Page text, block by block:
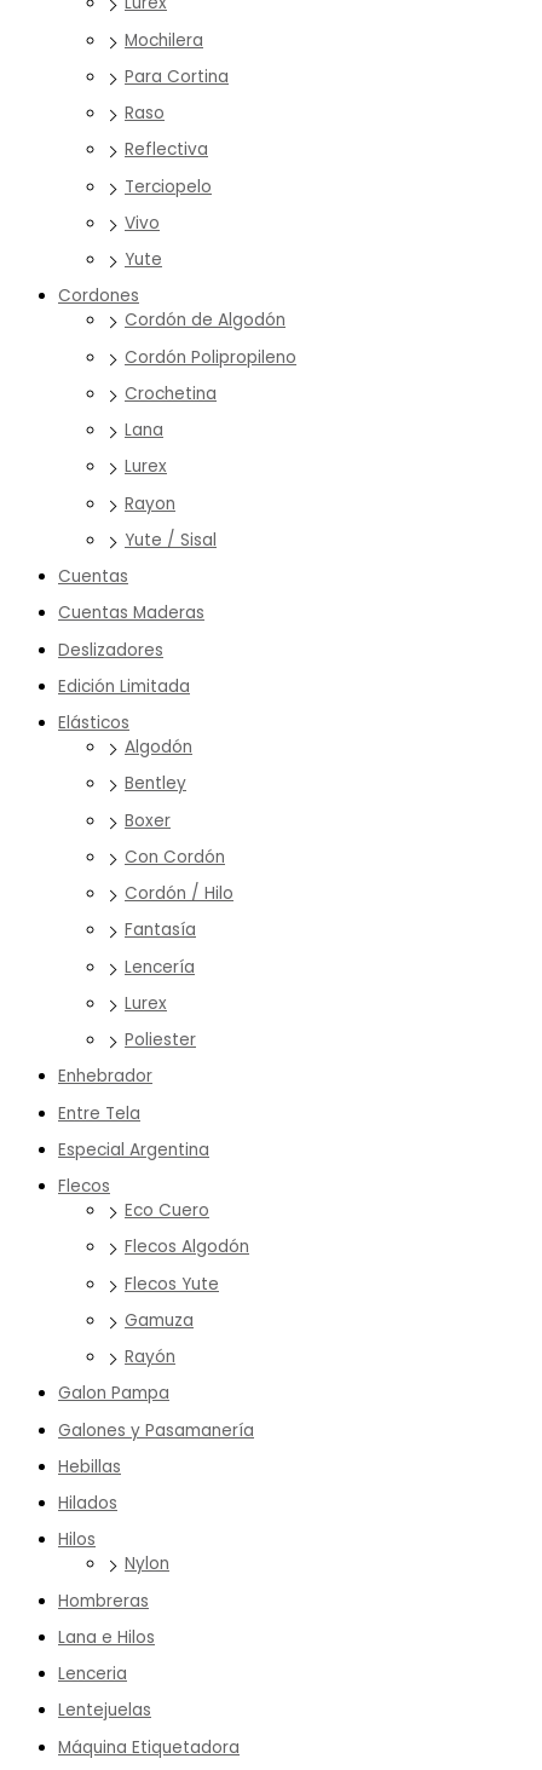
Mochilera
Para Cortina
Raso
Reflectiva
Terciopelo
Vivo
Yute
Cordones
Cordón de Algodón
Cordón Polipropileno
Crochetina
Lana
Lurex
Rayon
Yute / Sisal
Cuentas
Cuentas Maderas
Deslizadores
Edición Limitada
Elásticos
Algodón
Bentley
Boxer
Con Cordón
Cordón / Hilo
Fantasía
Lencería
Lurex
Poliester
Enhebrador
Entre Tela
Especial Argentina
Flecos
Eco Cuero
Flecos Algodón
Flecos Yute
Gamuza
Rayón
Galon Pampa
Galones y Pasamanería
Hebillas
Hilados
Hilos
Nylon
Hombreras
Lana e Hilos
Lenceria
Lentejuelas
Máquina Etiquetadora